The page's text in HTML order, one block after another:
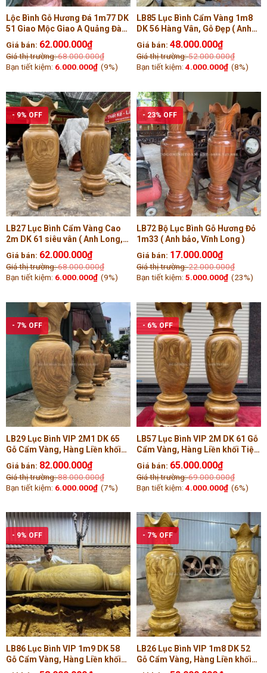
Lộc Bình Gỗ Hương Đá 1m77 DK
51 Giao Mộc Giao A Quảng Đà
nẵng
Giá bán: 62.000.000₫
Giá thị trường:68.000.000₫
Bạn tiết kiệm: 6.000.000₫ (9%)
LB85 Lục Bình Cẩm Vàng 1m8
DK 56 Hàng Vân, Gỗ Đẹp ( Anh
Thiện, Vĩnh Phúc )
Giá bán: 48.000.000₫
Giá thị trường:52.000.000₫
Bạn tiết kiệm: 4.000.000₫ (8%)
- 9% OFF
LB27 Lục Bình Cẩm Vàng Cao
2m DK 61 siêu vân ( Anh Long,
Quảng Trị )
Giá bán: 62.000.000₫
Giá thị trường:68.000.000₫
Bạn tiết kiệm: 6.000.000₫ (9%)
- 23% OFF
LB72 Bộ Lục Bình Gỗ Hương Đỏ
1m33 ( Anh bảo, Vĩnh Long )
Giá bán: 17.000.000₫
Giá thị trường:22.000.000₫
Bạn tiết kiệm: 5.000.000₫ (23%)
- 7% OFF
LB29 Lục Bình VIP 2M1 DK 65
Gỗ Cẩm Vàng, Hàng Liền khối
Tiện Tay (Anh Đức , Long An )
Giá bán: 82.000.000₫
Giá thị trường:88.000.000₫
Bạn tiết kiệm: 6.000.000₫ (7%)
- 6% OFF
LB57 Lục Bình VIP 2M DK 61 Gỗ
Cẩm Vàng, Hàng Liền khối Tiện
Tay ( Anh Tùng, Bắc Giang )
Giá bán: 65.000.000₫
Giá thị trường:69.000.000₫
Bạn tiết kiệm: 4.000.000₫ (6%)
- 9% OFF
LB86 Lục Bình VIP 1m9 DK 58
Gỗ Cẩm Vàng, Hàng Liền khối
Tiện Tay ( Chú Bắc, Hà Nội )
- 7% OFF
LB26 Lục Bình VIP 1m8 DK 52
Gỗ Cẩm Vàng, Hàng Liền khối
Tiện Tay ( Anh Đức, Thái Bình )